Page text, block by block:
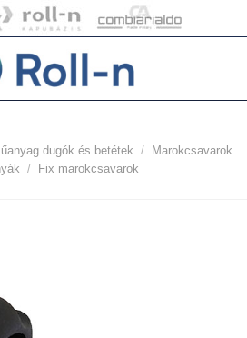
dugók és betétek /
Marokcsavarok
/ Fix marokcsavarok